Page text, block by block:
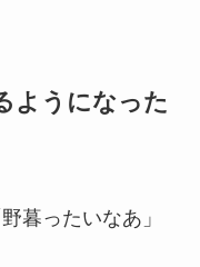
ようになった
暮ったいなあ」